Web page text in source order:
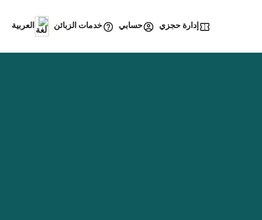
إدارة حجزي حسابي خدمات الزبائن العربية